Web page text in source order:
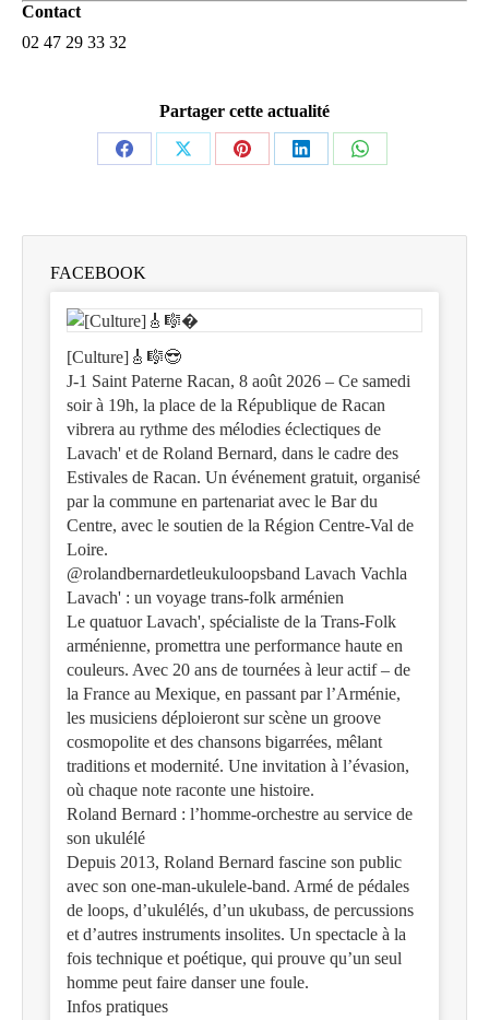
Contact
02 47 29 33 32
Partager cette actualité
PartagerPartagerPartagerPartagerPartager
FACEBOOK
[Culture]🎸🎼😎
J-1 Saint Paterne Racan, 8 août 2026 – Ce samedi
soir à 19h, la place de la République de Racan
vibrera au rythme des mélodies éclectiques de
Lavach' et de Roland Bernard, dans le cadre des
Estivales de Racan. Un événement gratuit, organisé
par la commune en partenariat avec le Bar du
Centre, avec le soutien de la Région Centre-Val de
Loire.
@rolandbernardetleukuloopsband Lavach Vachla
Lavach' : un voyage trans-folk arménien
Le quatuor Lavach', spécialiste de la Trans-Folk
arménienne, promettra une performance haute en
couleurs. Avec 20 ans de tournées à leur actif – de
la France au Mexique, en passant par l’Arménie,
les musiciens déploieront sur scène un groove
cosmopolite et des chansons bigarrées, mêlant
traditions et modernité. Une invitation à l’évasion,
où chaque note raconte une histoire.
Roland Bernard : l’homme-orchestre au service de
son ukulélé
Depuis 2013, Roland Bernard fascine son public
avec son one-man-ukulele-band. Armé de pédales
de loops, d’ukulélés, d’un ukubass, de percussions
et d’autres instruments insolites. Un spectacle à la
fois technique et poétique, qui prouve qu’un seul
homme peut faire danser une foule.
Infos pratiques